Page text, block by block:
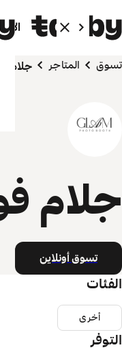
تسوق المتاجر جلام
جلام
تسوق أونلاين
الفئات
أخرى
التوفر